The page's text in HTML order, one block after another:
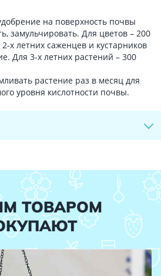
на поверхность почвы
замульчировать. Для цветов – 200
х летних саженцев и кустарников
Для 3-х летних растений – 300
растение раз в месяц для
уровня кислотности почвы.
ТОВАРОМ